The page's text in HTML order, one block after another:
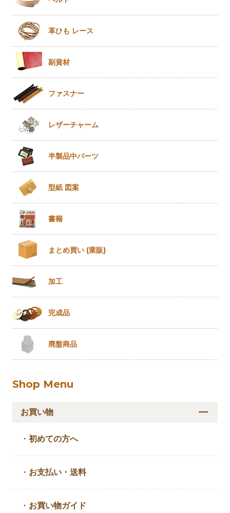
革ひも レース
副資材
ファスナー
レザーチャーム
半製品中パーツ
型紙 図案
書籍
まとめ買い (業販)
加工
完成品
廃盤商品
Shop Menu
お買い物
・初めての方へ
・ お支払い・送料
・ お買い物ガイド